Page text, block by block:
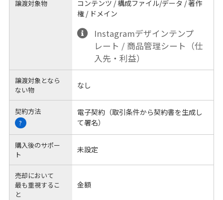
譲渡対象物
コンテンツ / 構成ファイル/データ / 著作
権 / ドメイン
Instagramデザインテンプ
レート / 商品管理シート（仕
入先・利益）
譲渡対象となら
ない物
なし
契約方法
?
電子契約（取引条件から契約書を生成し
て署名）
購入後のサポー
ト
未設定
売却において
最も重視するこ
と
金額